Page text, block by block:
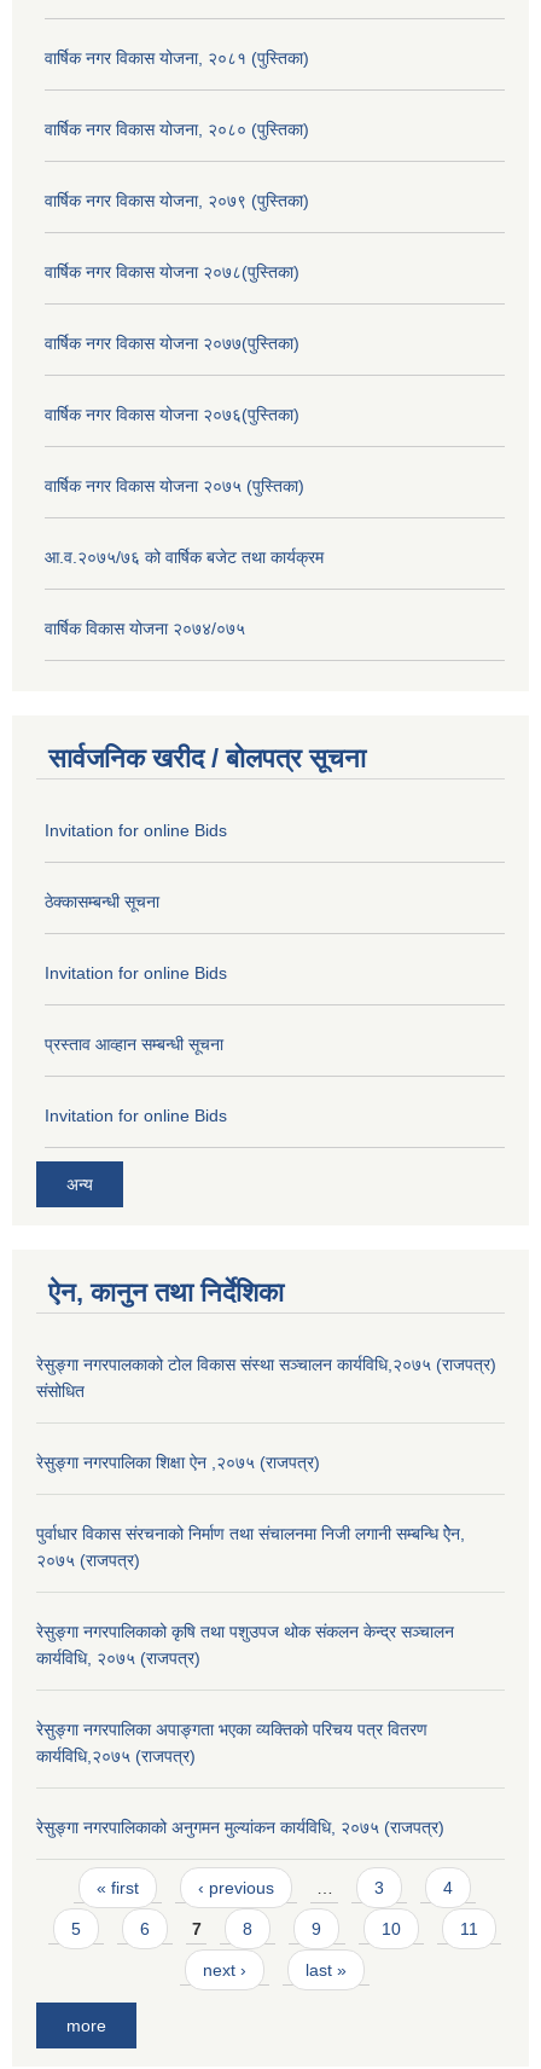
वार्षिक नगर विकास योजना, २०८१ (पुस्तिका)
वार्षिक नगर विकास योजना, २०८० (पुस्तिका)
वार्षिक नगर विकास योजना, २०७९ (पुस्तिका)
वार्षिक नगर विकास योजना २०७८(पुस्तिका)
वार्षिक नगर विकास योजना २०७७(पुस्तिका)
वार्षिक नगर विकास योजना २०७६(पुस्तिका)
वार्षिक नगर विकास योजना २०७५ (पुस्तिका)
आ.व.२०७५/७६ को वार्षिक बजेट तथा कार्यक्रम
वार्षिक विकास योजना २०७४/०७५
सार्वजनिक खरीद / बोलपत्र सूचना
Invitation for online Bids
ठेक्कासम्बन्धी सूचना
Invitation for online Bids
प्रस्ताव आव्हान सम्बन्धी सूचना
Invitation for online Bids
अन्य
ऐन, कानुन तथा निर्देशिका
रेसुङ्गा नगरपालकाको टोल विकास संस्था सञ्चालन कार्यविधि,२०७५ (राजपत्र)
संसोधित
रेसुङ्गा नगरपालिका शिक्षा ऐन ,२०७५ (राजपत्र)
पुर्वाधार विकास संरचनाको निर्माण तथा स‌ंचालनमा निजी लगानी सम्बन्धि ऐेन,
२०७५ (राजपत्र)
रेसुङ्गा नगरपालिकाको कृषि तथा पशुउपज थोक संकलन केन्द्र सञ्चालन
कार्यविधि, २०७५ (राजपत्र)
रेसुङ्गा नगरपालिका अपाङ्गता भएका व्यक्तिको परिचय पत्र वितरण
कार्यविधि,२०७५ (राजपत्र)
रेसुङ्गा नगरपालिकाको अनुगमन मुल्यांकन कार्यविधि, २०७५ (राजपत्र)
Pages
« first ‹ previous 3 4
5 6 7 8 9 10 11
next › last »
more